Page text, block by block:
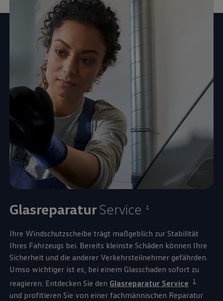
GlasreparaturService 1
Ihre Windschutzscheibe trägt maßgeblich zur Stabilität
Ihres Fahrzeugs bei. Bereits kleinste Schäden können Ihre
Sicherheit und die anderer Verkehrsteilnehmer gefährden.
Umso wichtiger ist es, bei einem Glasschaden sofort zu
reagieren. Entdecken Sie den Glasreparatur Service 1
und profitieren Sie von einer fachmännischen Reparatur